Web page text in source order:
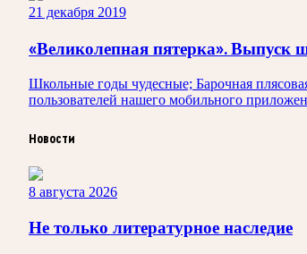
21 декабря 2019
«Великолепная пятерка». Выпуск
Школьные годы чудесные; Барочная
пользователей нашего мобильного
Новости
8 августа 2026
Не только литературное наследие